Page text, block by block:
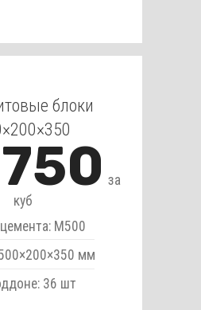
блоки
за
куб
М500
мм
36 шт